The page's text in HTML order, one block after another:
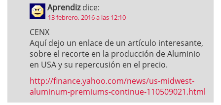
Aprendiz dice:
13 febrero, 2016 a las 12:10
CENX
Aquí dejo un enlace de un artículo interesante,
sobre el recorte en la producción de Aluminio
en USA y su repercusión en el precio.
http://finance.yahoo.com/news/us-midwest-
aluminum-premiums-continue-110509021.html